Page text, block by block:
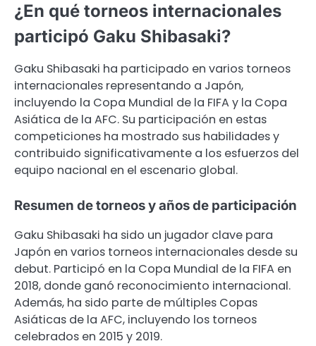
¿En qué torneos internacionales
participó Gaku Shibasaki?
Gaku Shibasaki ha participado en varios torneos
internacionales representando a Japón,
incluyendo la Copa Mundial de la FIFA y la Copa
Asiática de la AFC. Su participación en estas
competiciones ha mostrado sus habilidades y
contribuido significativamente a los esfuerzos del
equipo nacional en el escenario global.
Resumen de torneos y años de participación
Gaku Shibasaki ha sido un jugador clave para
Japón en varios torneos internacionales desde su
debut. Participó en la Copa Mundial de la FIFA en
2018, donde ganó reconocimiento internacional.
Además, ha sido parte de múltiples Copas
Asiáticas de la AFC, incluyendo los torneos
celebrados en 2015 y 2019.